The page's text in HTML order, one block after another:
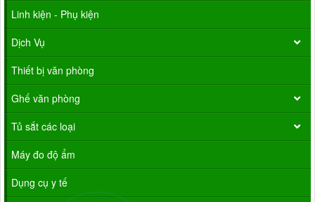
Linh kiện - Phụ kiện
Dịch Vụ
Thiết bị văn phòng
Ghế văn phòng
Tủ sắt các loại
Máy đo độ ẩm
Dụng cụ y tế